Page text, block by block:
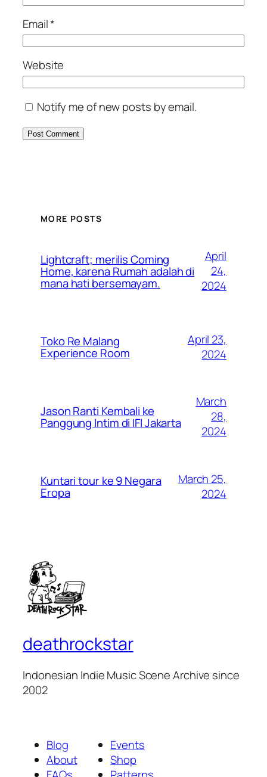
Email*
Website
Notify me of new posts by email.
MORE POSTS
Lightcraft; merilis Coming
Home, karena Rumah adalah di
mana hati bersemayam.
April
24,
2024
Toko Re Malang
Experience Room
April 23,
2024
Jason Ranti Kembali ke
Panggung Intim di IFI Jakarta
March
28,
2024
Kuntari tour ke 9 Negara
Eropa
March 25,
2024
deathrockstar
Indonesian Indie Music Scene Archive since
2002
Blog
About
Events
Shop